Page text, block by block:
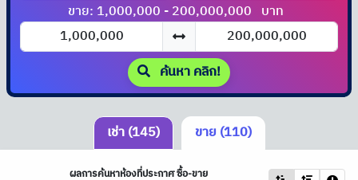
ขาย: 1,000,000 - 200,000,000 บาท
ค้นหา คลิก!
เช่า (145) ขาย (110)
ผลการค้นหาห้องที่ประกาศ ซื้อ-ขาย